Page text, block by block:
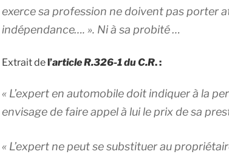
exerce sa profession ne doivent pas porter
indépendance…. ». Ni à sa probité …
Extrait del’article R.326-1 du C.R. :
« L’expert en automobile doit indiquer à la
envisage de faire appel à lui le prix de sa
« L’expert ne peut se substituer au